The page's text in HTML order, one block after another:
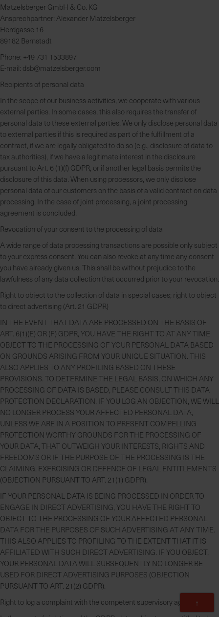
Matzelsberger GmbH & Co. KG
Ansprechpartner: Alexander Matzelsberger
Herdgasse 16
89182 Bernstadt
Phone: +49 731 1533897
E-mail: dsb@matzelsberger.com
Recipients of personal data
In the scope of our business activities, we cooperate with various
external parties. In some cases, this also requires the transfer of
personal data to these external parties. We only disclose personal data
to external parties if this is required as part of the fulfillment of a
contract, if we are legally obligated to do so (e.g., disclosure of data to
tax authorities), if we have a legitimate interest in the disclosure
pursuant to Art. 6 (1)(f) GDPR, or if another legal basis permits the
disclosure of this data. When using processors, we only disclose
personal data of our customers on the basis of a valid contract on data
processing. In the case of joint processing, a joint processing
agreement is concluded.
Revocation of your consent to the processing of data
A wide range of data processing transactions are possible only subject
to your express consent. You can also revoke at any time any consent
you have already given us. This shall be without prejudice to the
lawfulness of any data collection that occurred prior to your revocation.
Right to object to the collection of data in special cases; right to object
to direct advertising (Art. 21 GDPR)
IN THE EVENT THAT DATA ARE PROCESSED ON THE BASIS OF
ART. 6(1)(E) OR (F) GDPR, YOU HAVE THE RIGHT TO AT ANY TIME
OBJECT TO THE PROCESSING OF YOUR PERSONAL DATA BASED
ON GROUNDS ARISING FROM YOUR UNIQUE SITUATION. THIS
ALSO APPLIES TO ANY PROFILING BASED ON THESE
PROVISIONS. TO DETERMINE THE LEGAL BASIS, ON WHICH ANY
PROCESSING OF DATA IS BASED, PLEASE CONSULT THIS DATA
PROTECTION DECLARATION. IF YOU LOG AN OBJECTION, WE WILL
NO LONGER PROCESS YOUR AFFECTED PERSONAL DATA,
UNLESS WE ARE IN A POSITION TO PRESENT COMPELLING
PROTECTION WORTHY GROUNDS FOR THE PROCESSING OF
YOUR DATA, THAT OUTWEIGH YOUR INTERESTS, RIGHTS AND
FREEDOMS OR IF THE PURPOSE OF THE PROCESSING IS THE
CLAIMING, EXERCISING OR DEFENCE OF LEGAL ENTITLEMENTS
(OBJECTION PURSUANT TO ART. 21(1) GDPR).
IF YOUR PERSONAL DATA IS BEING PROCESSED IN ORDER TO
ENGAGE IN DIRECT ADVERTISING, YOU HAVE THE RIGHT TO
OBJECT TO THE PROCESSING OF YOUR AFFECTED PERSONAL
DATA FOR THE PURPOSES OF SUCH ADVERTISING AT ANY TIME.
THIS ALSO APPLIES TO PROFILING TO THE EXTENT THAT IT IS
AFFILIATED WITH SUCH DIRECT ADVERTISING. IF YOU OBJECT,
YOUR PERSONAL DATA WILL SUBSEQUENTLY NO LONGER BE
USED FOR DIRECT ADVERTISING PURPOSES (OBJECTION
PURSUANT TO ART. 21(2) GDPR).
Right to log a complaint with the competent supervisory agencyZum
↑